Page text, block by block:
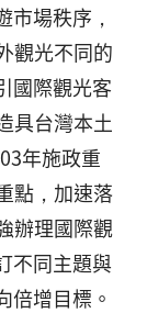
市場秩序，
觀光不同的
國際觀光客
具台灣本土
年施政重
點，加速落
辦理國際觀
不同主題與
倍增目標。